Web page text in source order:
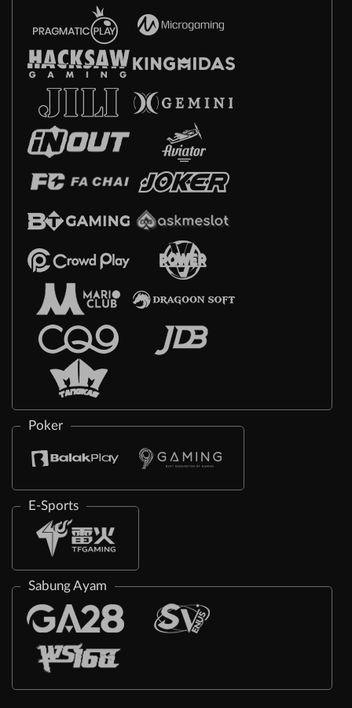
Poker
E-Sports
Sabung Ayam